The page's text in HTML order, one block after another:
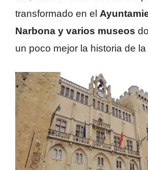
transformado en el
Narbona y varios museos
un poco mejor la historia de